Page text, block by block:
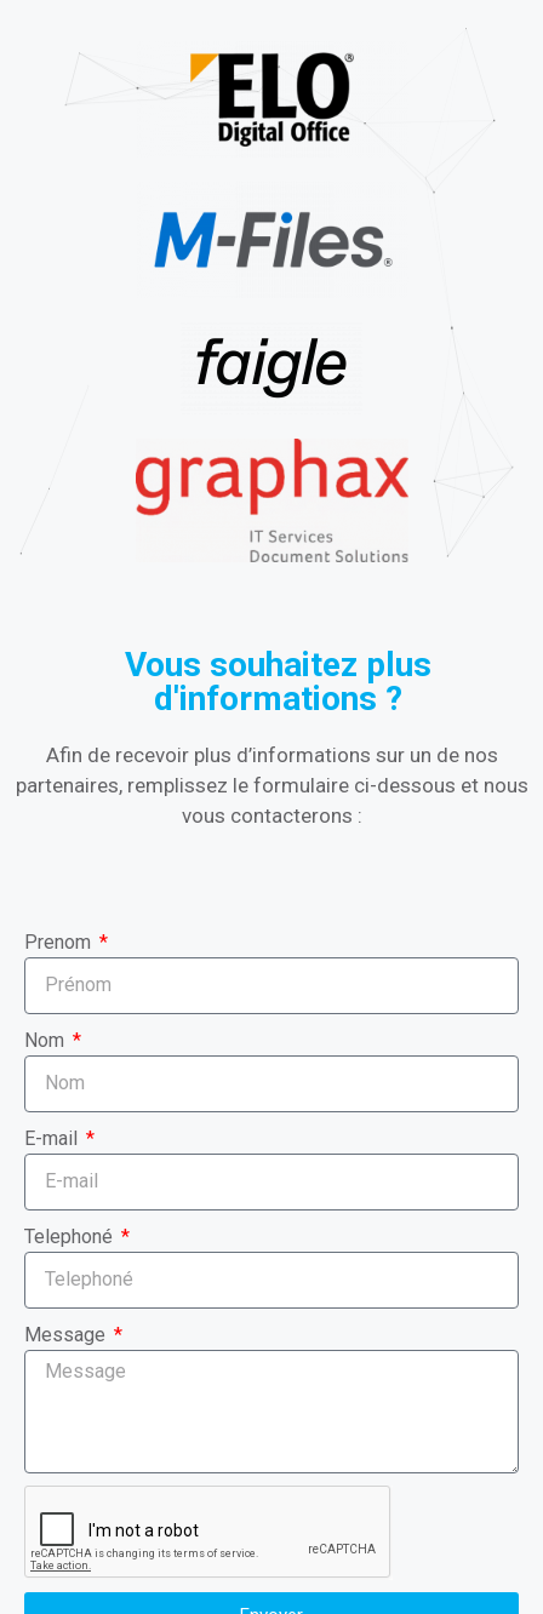
Vous souhaitez plus
d'informations ?
Afin de recevoir plus d’informations sur un de nos
partenaires, remplissez le formulaire ci-dessous et nous
vous contacterons :
Prenom
Nom
E-mail
Telephoné
Message